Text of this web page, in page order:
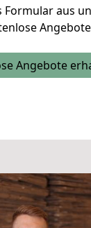
Formular aus
Angebote
Angebote